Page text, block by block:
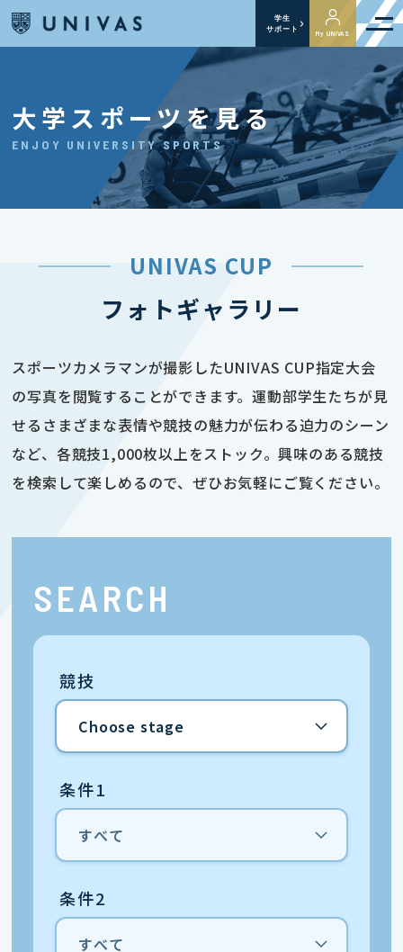
学生
サポート
My UNIVAS
大学スポーツを見る
ENJOY UNIVERSITY SPORTS
UNIVAS CUP
フォトギャラリー
スポーツカメラマンが撮影したUNIVAS CUP指定大会
の写真を閲覧することができます。運動部学生たちが見
せるさまざまな表情や競技の魅力が伝わる迫力のシーン
など、各競技1,000枚以上をストック。興味のある競技
を検索して楽しめるので、ぜひお気軽にご覧ください。
SEARCH
競技
条件1
条件2